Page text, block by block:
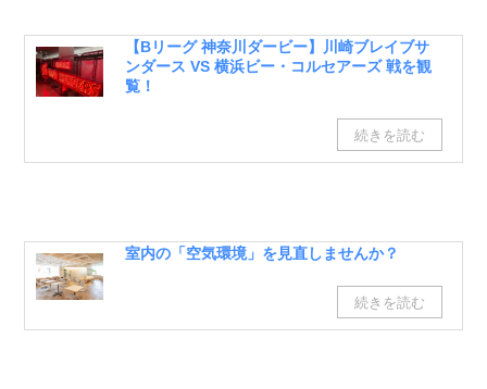
【Bリーグ 神奈川ダービー】川崎ブレイブサ
ンダース VS 横浜ビー・コルセアーズ 戦を観
覧！
室内の「空気環境」を見直しませんか？